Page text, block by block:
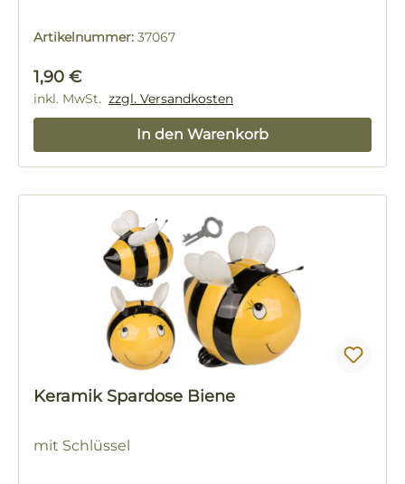
Artikelnummer: 37067
Regulärer Preis:
1,90 €
inkl. MwSt. zzgl. Versandkosten
In den Warenkorb
Keramik Spardose Biene
mit Schlüssel